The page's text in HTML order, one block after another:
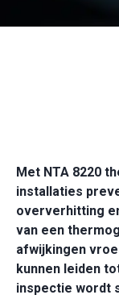
Met NTA 8220
installaties
oververhitting
van een
afwijkingen
kunnen leiden
inspectie wordt